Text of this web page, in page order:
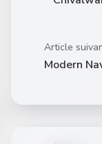
Article
Modern